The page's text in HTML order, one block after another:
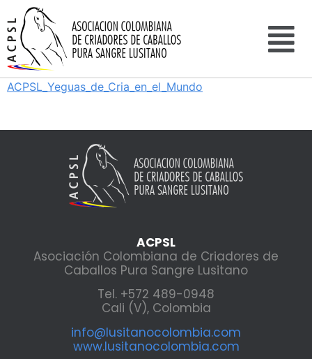
ACPSL_Yeguas_de_Cria_en_el_Mundo
ACPSL
Asociación Colombiana de Criadores de
Caballos Pura Sangre Lusitano
Tel. +572 489-0948
Cali (V), Colombia
info@lusitanocolombia.com
www.lusitanocolombia.com